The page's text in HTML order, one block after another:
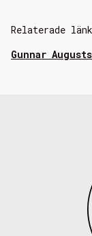
Relaterade
Gunnar